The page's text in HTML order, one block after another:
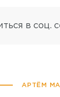
в соц.
АРТЁМ